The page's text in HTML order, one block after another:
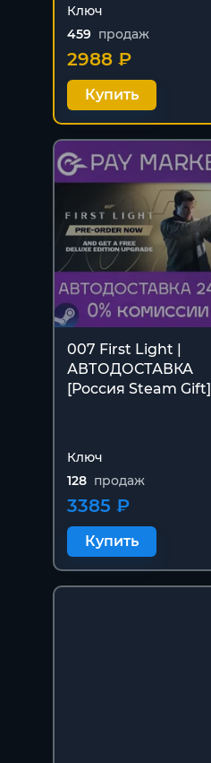
Ключ
459 продаж
2988 ₽
Купить
007 First Light |
АВТОДОСТАВКА
[Россия Steam Gift]
Ключ
128 продаж
3385 ₽
Купить